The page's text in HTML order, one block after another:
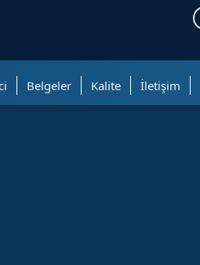
Belgeler Kalite İletişim